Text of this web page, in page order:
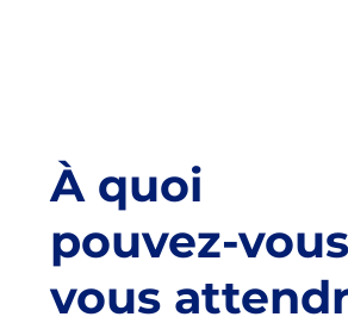
À quoi
pouvez-vous
vous